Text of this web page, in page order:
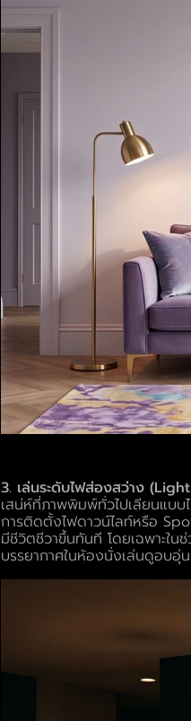
3. เล่นระดับไฟส่องสว่าง
เสน่ห์ที่ภาพพิมพ์ทั่วไปเลียนแบ
การติดตั้งไฟดาวน์ไลท์หรือ
มีชีวิตชีวาขึ้นทันที โดยเฉพาะใ
บรรยากาศในห้องนั่งเล่นดูอบอุ่